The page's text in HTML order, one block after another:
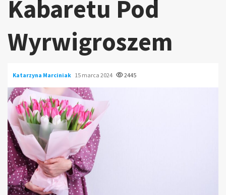
Kabaretu Pod
Wyrwigroszem
Katarzyna Marciniak 15 marca 2024 2445